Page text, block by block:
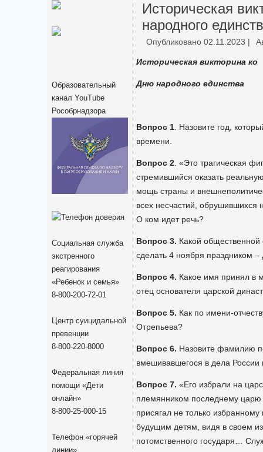
Образовательный
канал YouTube
Рособрнадзора
Социальная служба
экстренного
реагирования
«Ребенок и семья»
8-800-200-72-01
Центр суицидальной
превенции
8-800-220-8000
Федеральная линия
помощи «Дети
онлайн»
8-800-25-000-15
Телефон «горячей
линии»
Историческая
народного
Опубликовано 02.11.2023 |
Историческая викторина ко
Дню народного единства
Вопрос 1 . Назовите год,
времени.
Вопрос 2 . «Это трагическая
стремившийся оказать
мощь страны и
всех несчастий,
О ком идет речь?
Вопрос 3. Какой общественной
сделать 4 ноября праздником
Вопрос 4. Какое имя принял в
отец основателя царской
Вопрос 5. Как по имени-
Отрепьева?
Вопрос 6. Назовите фамилию
вмешивавшегося в дела
Вопрос 7. «Его избрали на
племянником последнему
присягал не только
будущим детям, видя в своем
потомственного государя…